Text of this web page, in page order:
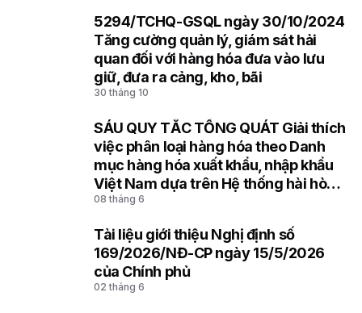
5294/TCHQ-GSQL ngày 30/10/2024
Tăng cường quản lý, giám sát hải
quan đối với hàng hóa đưa vào lưu
giữ, đưa ra cảng, kho, bãi
30 tháng 10
SÁU QUY TẮC TỔNG QUÁT Giải thích
việc phân loại hàng hóa theo Danh
mục hàng hóa xuất khẩu, nhập khẩu
Việt Nam dựa trên Hệ thống hài hòa
mô tả và mã hóa hàng hóa (HS) của
08 tháng 6
Tài liệu giới thiệu Nghị định số
169/2026/NĐ-CP ngày 15/5/2026
của Chính phủ
02 tháng 6